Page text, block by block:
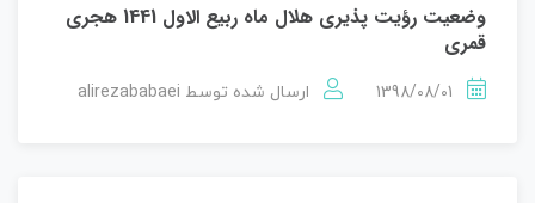
وضعیت رؤيت پذيری هلال ماه ربيع الاول 1441 هجری
قمری
1398/08/01 ارسال شده توسط alirezababaei